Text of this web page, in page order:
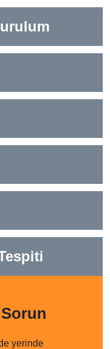
Sorun
yerinde